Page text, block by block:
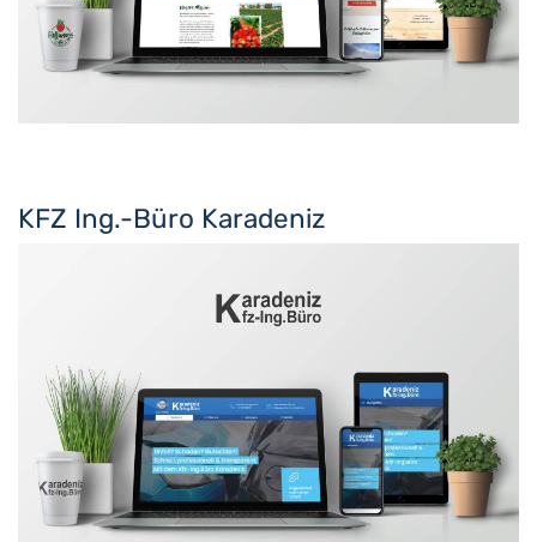
KFZ Ing.-Büro Karadeniz